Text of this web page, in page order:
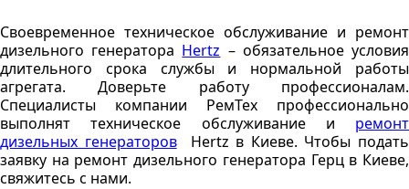
Своевременное техническое обслуживание и ремонт
дизельного генератора Hertz – обязательное условия
длительного срока службы и нормальной работы
агрегата. Доверьте работу профессионалам.
Специалисты компании РемТех профессионально
выполнят техническое обслуживание и ремонт
дизельных генераторовHertz в Киеве. Чтобы подать
заявку на ремонт дизельного генератора Герц в Киеве,
свяжитесь с нами.